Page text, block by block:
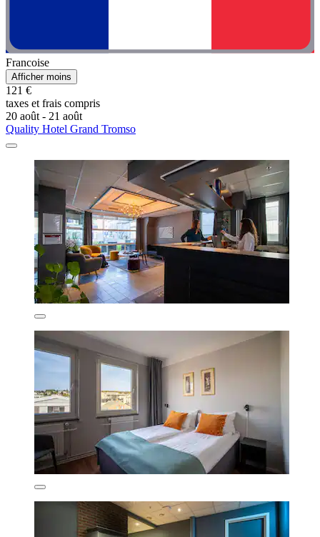
Francoise
Afficher moins
121 €
taxes et frais compris
20 août - 21 août
Quality Hotel Grand Tromso